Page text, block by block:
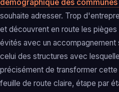
démographique des
souhaite adresser. Trop
et découvrent en route les pièges
évités avec un
celui des structures avec
précisément de transformer
feuille de route claire, étape par